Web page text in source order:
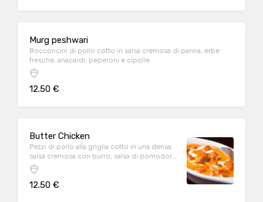
Murg peshwari
Bocconcini di pollo cotto in salsa cremosa di panna, erbe
fresche, anacardi, peperoni e cipolle
12.50 €
Butter Chicken
Pezzi di pollo alla griglia cotto in una densa
salsa cremosa con burro, salsa di pomodoro
e panna
12.50 €